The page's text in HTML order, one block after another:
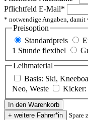
Pflichtfeld E-Mail*
* notwendige Angaben,
Preisoption
Standardpreis
1 Stunde flexibel
Leihmaterial
Basis: Ski,
Neo, Weste
Kicker:
Spare